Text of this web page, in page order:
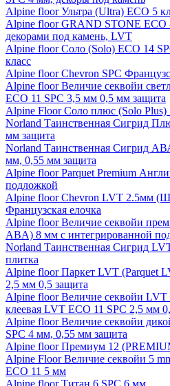
Alpine floor Ультра (Ultra) ECO 5
Alpine floor GRAND STONE ECO
декорами под камень, LVT
Alpine floor Соло (Solo) ECO 14
класс
Alpine floor Chevron SPC
Alpine floor Величие секвойи
ECO 11 SPC 3,5 мм 0,5 мм защита
Alpine Floor Соло плюс (Solo
Norland Таинственная Сигрид
мм защита
Norland Таинственная Сигрид
мм, 0,55 мм защита
Alpine floor Parquet Premium
подложкой
Alpine floor Chevron LVT 2.5мм
Французская елочка
Alpine floor Величие секвойи
ABA) 8 мм с интегрированной
Norland Таинственная Сигрид
плитка
Alpine floor Паркет LVT (Parquet
2,5 мм 0,5 защита
Alpine floor Величие секвойи LVT
клеевая LVT ECO 11 SPC 2,5 мм
Alpine floor Величие секвойи
SPC 4 мм, 0,55 мм защита
Alpine floor Премиум 12
Alpine Floor Величие секвойи 5
ECO 11 5 мм
Alpine floor Титан 6 SPC 6 мм